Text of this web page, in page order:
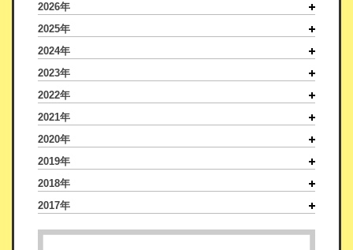
2026年
2025年
2024年
2023年
2022年
2021年
2020年
2019年
2018年
2017年